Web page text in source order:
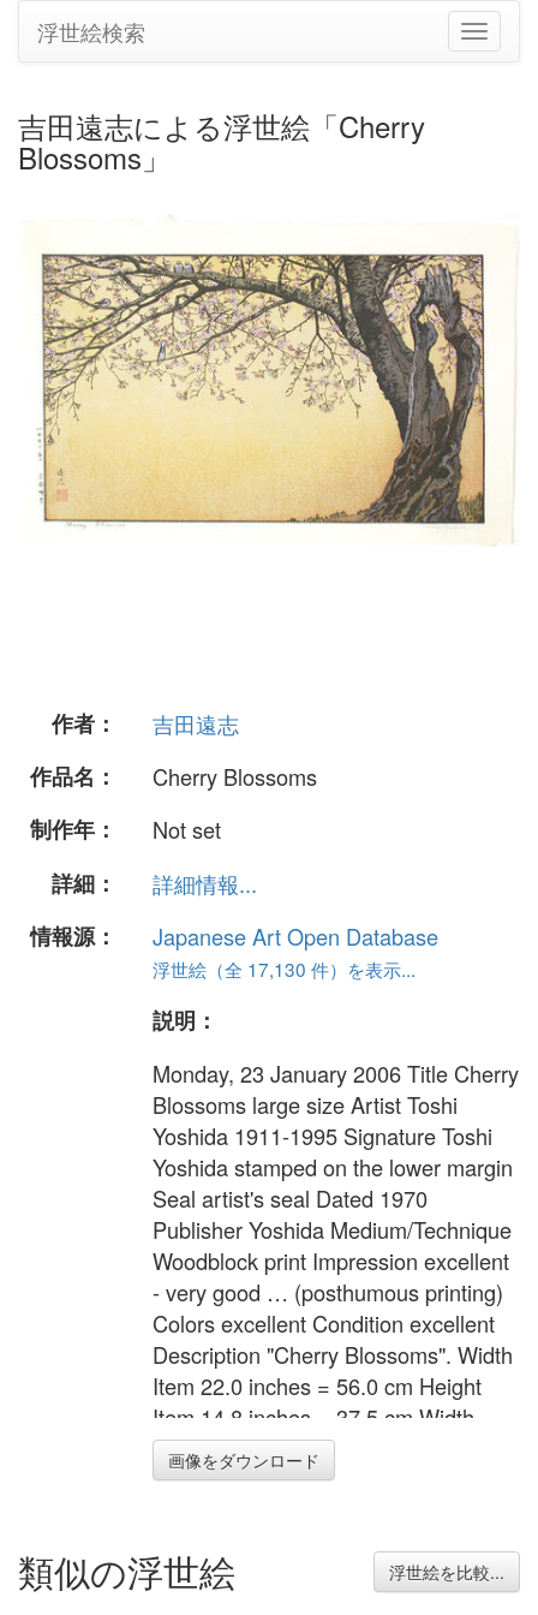
ナ
ビ
り
替
え
浮世絵検索
吉田遠志による浮世絵「Cherry
Blossoms」
作者：
吉田遠志
作品名：
Cherry Blossoms
制作年：
Not set
詳細：
詳細情報...
情報源：
Japanese Art Open Database
浮世絵（全 17,130 件）を表示...
説明：
Monday, 23 January 2006 Title Cherry
Blossoms large size Artist Toshi
Yoshida 1911-1995 Signature Toshi
Yoshida stamped on the lower margin
Seal artist's seal Dated 1970
Publisher Yoshida Medium/Technique
Woodblock print Impression excellent
- very good … (posthumous printing)
Colors excellent Condition excellent
Description "Cherry Blossoms". Width
Item 22.0 inches = 56.0 cm Height
Item 14.8 inches = 37.5 cm Width
Image 19.7 inches = 50.0 cm Height
Image 12.0 inches = 30.5 cm
画像をダウンロード
類似の浮世絵 浮世絵を比較...